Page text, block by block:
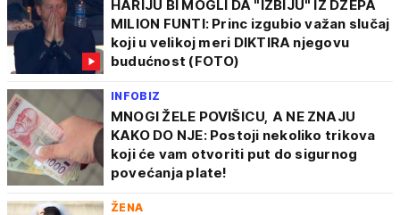
HARIJU BI MOGLI DA "IZBIJU" IZ DŽEPA
MILION FUNTI: Princ izgubio važan slučaj
koji u velikoj meri DIKTIRA njegovu
budućnost (FOTO)
INFOBIZ
MNOGI ŽELE POVIŠICU, A NE ZNAJU
KAKO DO NJE: Postoji nekoliko trikova
koji će vam otvoriti put do sigurnog
povećanja plate!
ŽENA